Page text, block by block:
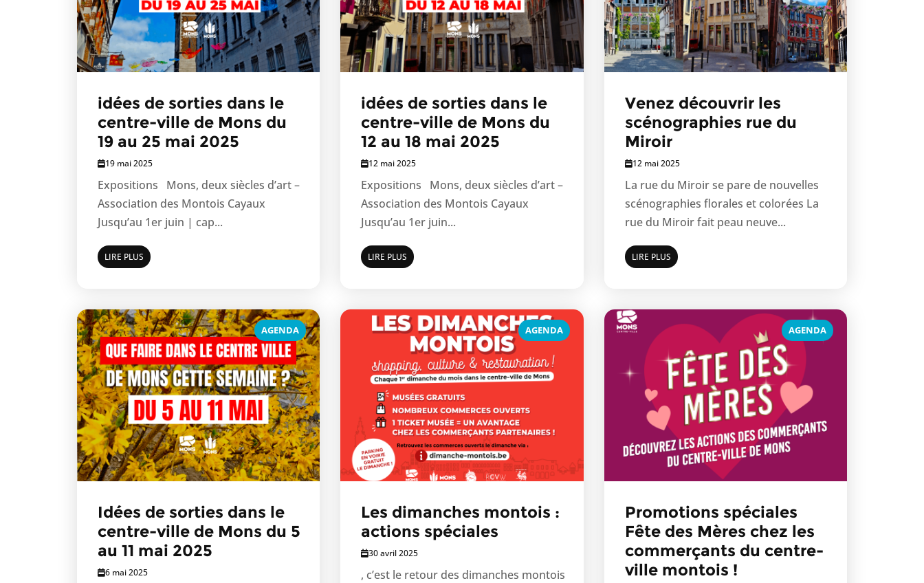
idées de sorties dans le
centre-ville de Mons du
19 au 25 mai 2025
19 mai 2025
Expositions Mons, deux siècles d’art –
Association des Montois Cayaux
Jusqu’au 1er juin | cap...
LIRE PLUS
idées de sorties dans le
centre-ville de Mons du
12 au 18 mai 2025
12 mai 2025
Expositions Mons, deux siècles d’art –
Association des Montois Cayaux
Jusqu’au 1er juin...
LIRE PLUS
Venez découvrir les
scénographies rue du
Miroir
12 mai 2025
La rue du Miroir se pare de nouvelles
scénographies florales et colorées La
rue du Miroir fait peau neuve...
LIRE PLUS
AGENDA
Idées de sorties dans le
centre-ville de Mons du 5
au 11 mai 2025
6 mai 2025
AGENDA
Les dimanches montois :
actions spéciales
30 avril 2025
, c’est le retour des dimanches montois
AGENDA
Promotions spéciales
Fête des Mères chez les
commerçants du centre-
ville montois !